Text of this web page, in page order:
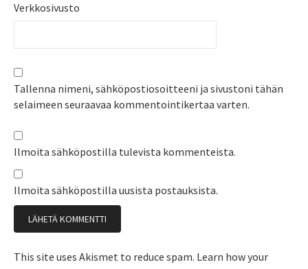
Verkkosivusto
Tallenna nimeni, sähköpostiosoitteeni ja sivustoni tähän
selaimeen seuraavaa kommentointikertaa varten.
Ilmoita sähköpostilla tulevista kommenteista.
Ilmoita sähköpostilla uusista postauksista.
This site uses Akismet to reduce spam. Learn how your